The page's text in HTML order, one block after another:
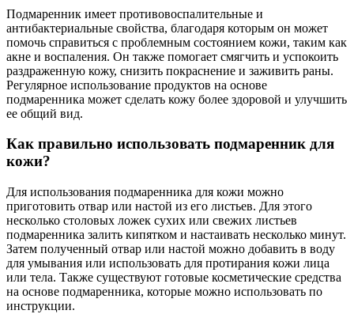
Подмаренник имеет противовоспалительные и
антибактериальные свойства, благодаря которым он может
помочь справиться с проблемным состоянием кожи, таким как
акне и воспаления. Он также помогает смягчить и успокоить
раздраженную кожу, снизить покраснение и заживить раны.
Регулярное использование продуктов на основе
подмаренника может сделать кожу более здоровой и улучшить
ее общий вид.
Как правильно использовать подмаренник для
кожи?
Для использования подмаренника для кожи можно
приготовить отвар или настой из его листьев. Для этого
несколько столовых ложек сухих или свежих листьев
подмаренника залить кипятком и настаивать несколько минут.
Затем полученный отвар или настой можно добавить в воду
для умывания или использовать для протирания кожи лица
или тела. Также существуют готовые косметические средства
на основе подмаренника, которые можно использовать по
инструкции.